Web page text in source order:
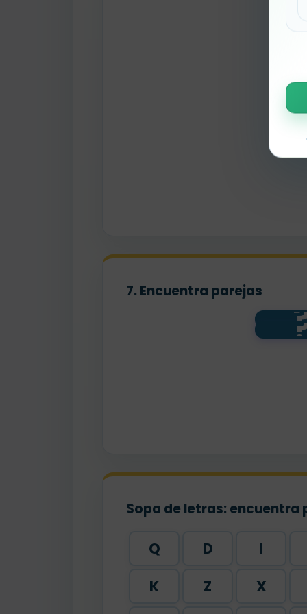
7. Encuentra parejas
Sopa de letras:
Q D I
K
Z X